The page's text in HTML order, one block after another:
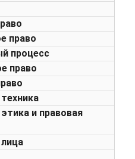
право
процесс
право
и правовая